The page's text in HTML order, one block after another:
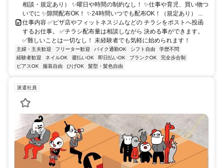
相談・規定あり） ✨曜日や時間の制約なし！ ✨仕事や育児、買い物つ
いでに ✨隙間配布OK！ ✨24時間いつでも配布OK！（規定あり） ...
仕事内容 ✅ピザ店やフィットネスジムなどの チラシをポストへ投函
するお仕事。 ✅チラシ配布量は相談しながら 決める事ができます。
✅難しいことは一切なし！ 未経験者でも気軽に始められます！
主婦・主夫歓迎 フリーター歓迎 バイク通勤OK シフト自由
学歴不問
経験者歓迎
ネイルOK 週払いOK 即日払いOK ブランクOK
完全歩合制
ピアスOK
服装自由 ひげOK 髪型・髪色自由
派遣社員